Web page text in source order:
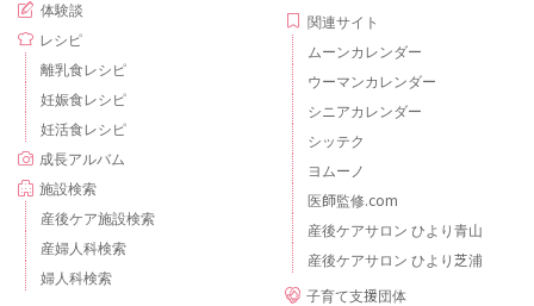
体験談
レシピ
離乳食レシピ
妊娠食レシピ
妊活食レシピ
成長アルバム
施設検索
産後ケア施設検索
産婦人科検索
婦人科検索
関連サイト
ムーンカレンダー
ウーマンカレンダー
シニアカレンダー
シッテク
ヨムーノ
医師監修.com
産後ケアサロン ひより青山
産後ケアサロン ひより芝浦
子育て支援団体